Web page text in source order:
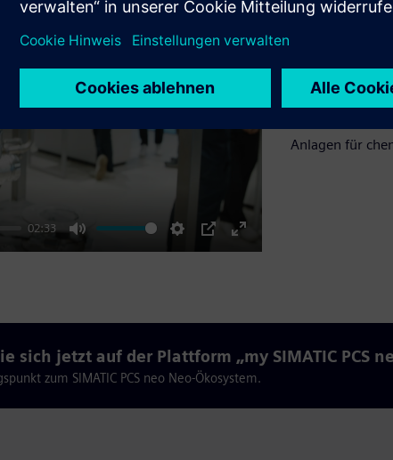
Mit der
chemischen
Anlagen für
02:33
Mute Settings
PIP
Enter
sich jetzt auf der Plattform „my SIMATIC PCS
zum SIMATIC PCS neo Neo-Ökosystem.